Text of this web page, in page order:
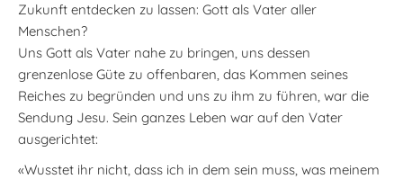
Zukunft entdecken zu lassen: Gott als Vater aller
Menschen?
Uns Gott als Vater nahe zu bringen, uns dessen
grenzenlose Güte zu offenbaren, das Kommen seines
Reiches zu begründen und uns zu ihm zu führen, war die
Sendung Jesu. Sein ganzes Leben war auf den Vater
ausgerichtet:
«Wusstet ihr nicht, dass ich in dem sein muss, was meinem